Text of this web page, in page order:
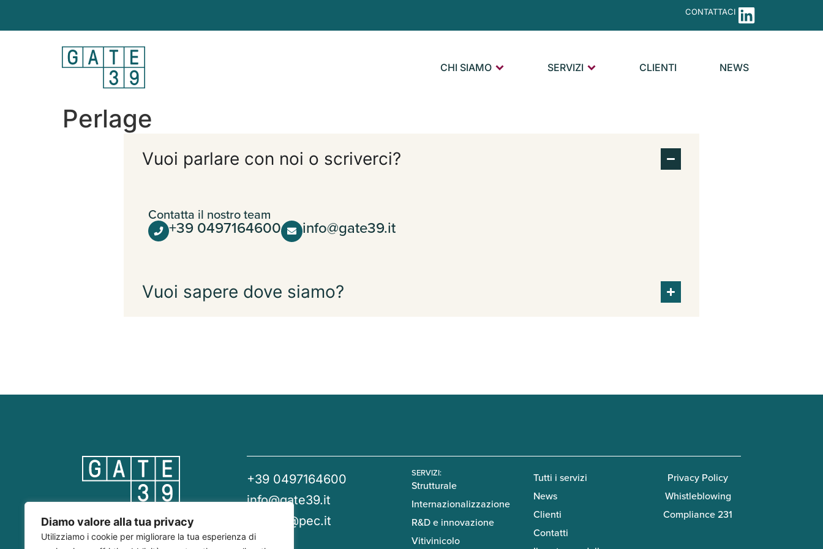
Diamo valore alla tua privacy
Utilizziamo i cookie per migliorare la tua esperienza di
CONTATTACI
CHI SIAMO SERVIZI CLIENTI NEWS
Perlage
Vuoi parlare con noi o scriverci?
Contatta il nostro team
+39 0497164600 info@gate39.it
Vuoi sapere dove siamo?
+39 0497164600
info@gate39.it
gate39@pec.it
SERVIZI:
Strutturale
Internazionalizzazione
R&D e innovazione
Vitivinicolo
Tutti i servizi
News
Clienti
Contatti
Privacy Policy
Whistleblowing
Compliance 231